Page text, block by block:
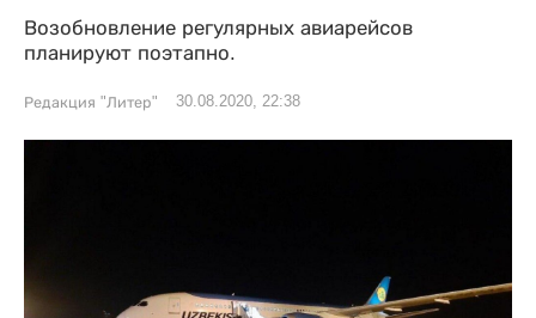
Возобновление регулярных авиарейсов
планируют поэтапно.
Редакция "Литер" 30.08.2020, 22:38